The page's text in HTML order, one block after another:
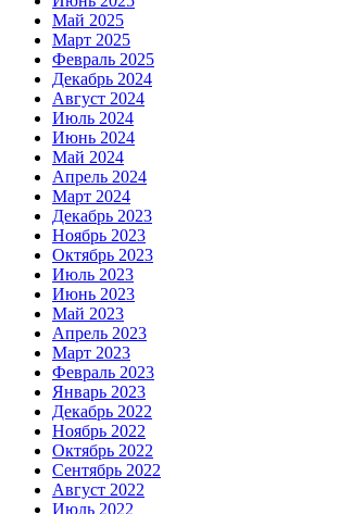
Май 2025
Март 2025
Февраль 2025
Декабрь 2024
Август 2024
Июль 2024
Июнь 2024
Май 2024
Апрель 2024
Март 2024
Декабрь 2023
Ноябрь 2023
Октябрь 2023
Июль 2023
Июнь 2023
Май 2023
Апрель 2023
Март 2023
Февраль 2023
Январь 2023
Декабрь 2022
Ноябрь 2022
Октябрь 2022
Сентябрь 2022
Август 2022
Июль 2022